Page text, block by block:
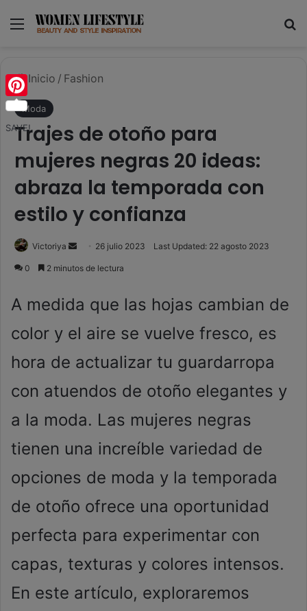
Menú
Inicio / Fashion
Moda
Trajes de otoño para
mujeres negras 20 ideas:
abraza la temporada con
estilo y confianza
Victoriya
Send 26 julio 2023 Last Updated: 22 agosto 2023
0 2 minutos de lectura
A medida que las hojas cambian de
color y el aire se vuelve fresco, es
hora de actualizar tu guardarropa
con atuendos de otoño elegantes y
a la moda. Las mujeres negras
tienen una increíble variedad de
opciones de moda y la temporada
de otoño ofrece una oportunidad
perfecta para experimentar con
capas, texturas y colores intensos.
En este artículo, exploraremos
Pinterest
SAVE!